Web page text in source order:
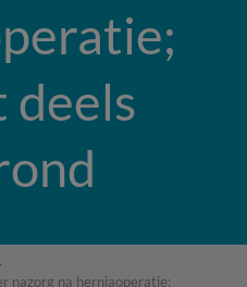
deels
nazorg na herniaoperatie;